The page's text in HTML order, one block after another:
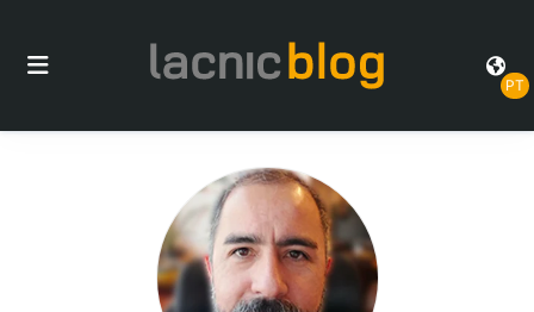
PT